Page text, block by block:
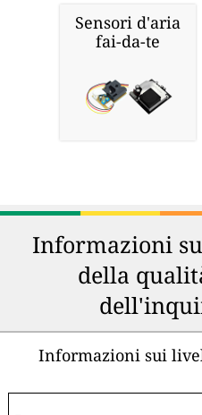
Sensori d'aria
fai-da-te
Informazioni
della
Informazioni sui